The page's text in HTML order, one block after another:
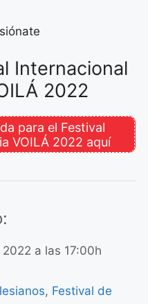
Internacional
2022
para el Festival
VOILÁ 2022 aquí
a las 17:00h
, Festival de